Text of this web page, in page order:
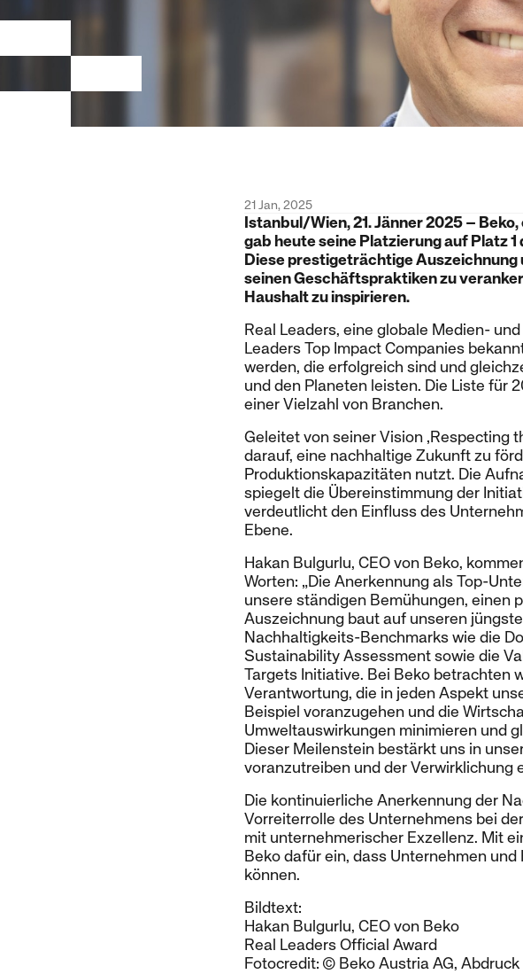
21 Jan, 2025
Istanbul/Wien, 21. Jänner 2025 –
gab heute seine Platzierung auf Platz
Diese prestigeträchtige
seinen Geschäftspraktiken zu
Haushalt zu inspirieren.
Real Leaders, eine globale Medien-
Leaders Top Impact Companies
werden, die erfolgreich sind und
und den Planeten leisten. Die Liste für
einer Vielzahl von Branchen.
Geleitet von seiner Vision ‚Respecting
darauf, eine nachhaltige Zukunft zu
Produktionskapazitäten nutzt. Die
spiegelt die Übereinstimmung der
verdeutlicht den Einfluss des
Ebene.
Hakan Bulgurlu, CEO von Beko,
Worten: „Die Anerkennung als Top-
unsere ständigen Bemühungen, einen
Auszeichnung baut auf unseren
Nachhaltigkeits-Benchmarks wie die
Sustainability Assessment sowie die
Targets Initiative. Bei Beko betrachten
Verantwortung, die in jeden Aspekt
Beispiel voranzugehen und die
Umweltauswirkungen minimieren und
Dieser Meilenstein bestärkt uns in
voranzutreiben und der
Die kontinuierliche Anerkennung der
Vorreiterrolle des Unternehmens bei
mit unternehmerischer Exzellenz. Mit
Beko dafür ein, dass Unternehmen
können.
Bildtext:
Hakan Bulgurlu, CEO von Beko
Real Leaders Official Award
Fotocredit: © Beko Austria AG,